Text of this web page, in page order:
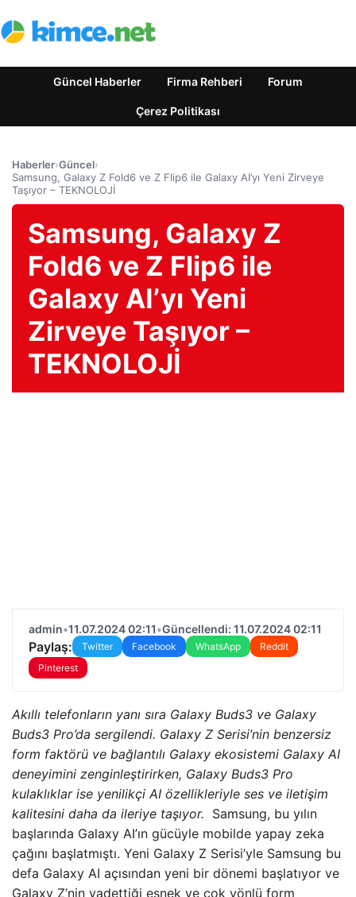
Güncel Haberler Firma Rehberi Forum
Çerez Politikası
Haberler›Güncel›
Samsung, Galaxy Z Fold6 ve Z Flip6 ile Galaxy AI’yı Yeni Zirveye
Taşıyor – TEKNOLOJİ
Samsung, Galaxy Z
Fold6 ve Z Flip6 ile
Galaxy AI’yı Yeni
Zirveye Taşıyor –
TEKNOLOJİ
admin•11.07.2024 02:11•Güncellendi: 11.07.2024 02:11
Paylaş: Twitter Facebook WhatsApp
Reddit
Pinterest
Akıllı telefonların yanı sıra Galaxy Buds3 ve Galaxy
Buds3 Pro’da sergilendi. Galaxy Z Serisi’nin benzersiz
form faktörü ve bağlantılı Galaxy ekosistemi Galaxy AI
deneyimini zenginleştirirken, Galaxy Buds3 Pro
kulaklıklar ise yenilikçi AI özellikleriyle ses ve iletişim
kalitesini daha da ileriye taşıyor. Samsung, bu yılın
başlarında Galaxy AI’ın gücüyle mobilde yapay zeka
çağını başlatmıştı. Yeni Galaxy Z Serisi’yle Samsung bu
defa Galaxy AI açısından yeni bir dönemi başlatıyor ve
Galaxy Z’nin vadettiği esnek ve çok yönlü form